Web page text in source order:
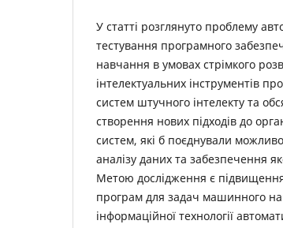
У статті розглянуто проблему
тестування програмного
навчання в умовах стрімкого
інтелектуальних інструментів
систем штучного інтелекту та
створення нових підходів до
систем, які б поєднували
аналізу даних та забезпечення
Метою дослідження є підвищення
програм для задач машинного
інформаційної технології